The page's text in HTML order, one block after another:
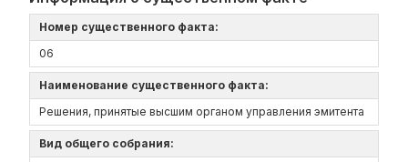
Номер существенного факта:
06
Наименование существенного факта:
Решения, принятые высшим органом управления эмитента
Вид общего собрания: